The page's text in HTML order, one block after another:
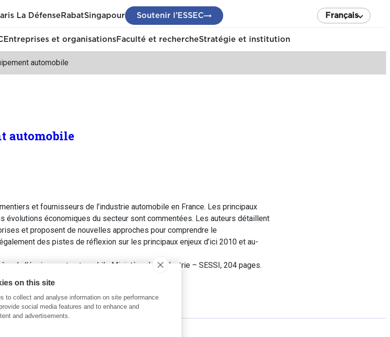
La Défense RabatSingapour Soutenir l’ESSEC Français
Entreprises et organisationsFaculté et rechercheStratégie et institution
automobile
automobile
et fournisseurs de l’industrie automobile en France. Les principaux
évolutions économiques du secteur sont commentées. Les auteurs détaillent
et proposent de nouvelles approches pour comprendre le
des pistes de réflexion sur les principaux enjeux d’ici 2010 et au-
de l’équipement automobile. Ministère de l’Industrie – SESSI, 204 pages.
on this site
to collect and analyse information on site performance
social media features and to enhance and
and advertisements.